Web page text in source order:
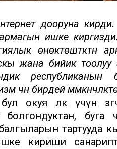
дооруна кирди.
ишке
өнөктөштүктүн
жана бийик тоолуу
республиканын
бирдей
өлкө үчүн
буга
тартууда
кириши